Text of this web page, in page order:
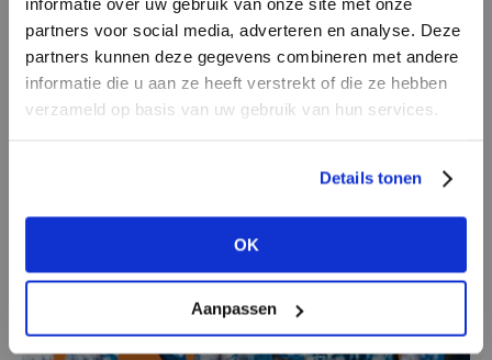
partners voor social media, adverteren en analyse. Deze
partners kunnen deze gegevens combineren met andere
informatie die u aan ze heeft verstrekt of die ze hebben
verzameld op basis van uw gebruik van hun services.
Details tonen
OK
Aanpassen
HEB JE NOG GEEN
ACCOUNT?
aan of bekijk de andere mogelijkheden.
BEKIJK ALLE OPTIES
systeem van GLOCALisatie: de lokalisatie van
het globale. Weg met just-in-time-leveringen en
offshoring, en juist lokaal sterkere connecties
creëren tussen het platteland en de stedelijke,